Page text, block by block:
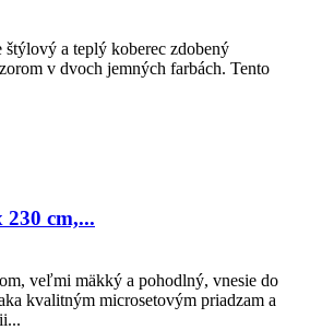
a teplý koberec zdobený
v dvoch jemných farbách. Tento
230 cm,...
veľmi mäkký a pohodlný, vnesie do
kvalitným microsetovým priadzam a